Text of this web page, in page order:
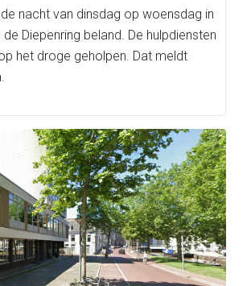
nacht van dinsdag op woensdag in
Diepenring beland. De hulpdiensten
het droge geholpen. Dat meldt